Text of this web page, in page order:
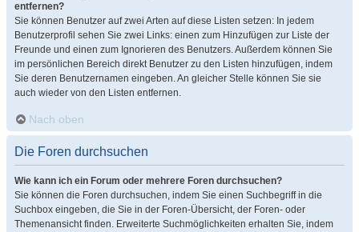
entfernen?
Sie können Benutzer auf zwei Arten auf diese Listen setzen: In jedem
Benutzerprofil sehen Sie zwei Links: einen zum Hinzufügen zur Liste der
Freunde und einen zum Ignorieren des Benutzers. Außerdem können Sie
im persönlichen Bereich direkt Benutzer zu den Listen hinzufügen, indem
Sie deren Benutzernamen eingeben. An gleicher Stelle können Sie sie
auch wieder von den Listen entfernen.
Nach oben
Die Foren durchsuchen
Wie kann ich ein Forum oder mehrere Foren durchsuchen?
Sie können die Foren durchsuchen, indem Sie einen Suchbegriff in die
Suchbox eingeben, die Sie in der Foren-Übersicht, der Foren- oder
Themenansicht finden. Erweiterte Suchmöglichkeiten erhalten Sie, indem